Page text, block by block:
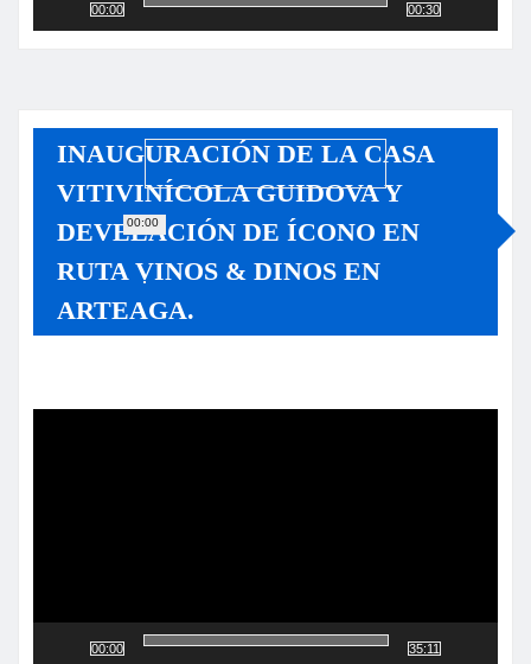
00:00
00:00
00:30
INAUGURACIÓN DE LA CASA
VITIVINÍCOLA GUIDOVA Y
DEVELACIÓN DE ÍCONO EN
RUTA VINOS & DINOS EN
ARTEAGA.
00:00 35:11